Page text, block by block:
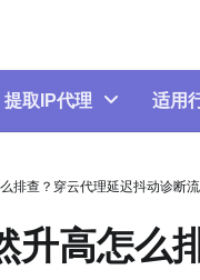
提取IP代理 适用
排查？穿云代理延迟抖动诊断
升高怎么